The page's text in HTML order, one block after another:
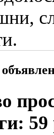
59